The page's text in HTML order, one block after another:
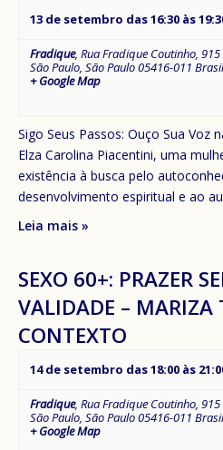
13 de setembro das 16:30 às
Fradique, Rua Fradique Coutinho,
São Paulo, São Paulo05416-011 Brasil
+ Google Map
Sigo Seus Passos: Ouço Sua Voz
Elza Carolina Piacentini, uma
existência à busca pelo
desenvolvimento espiritual e ao
Leia mais »
SEXO 60+: PRAZER
VALIDADE – MARIZA
CONTEXTO
14 de setembro das 18:00 às
Fradique, Rua Fradique Coutinho,
São Paulo, São Paulo05416-011 Brasil
+ Google Map